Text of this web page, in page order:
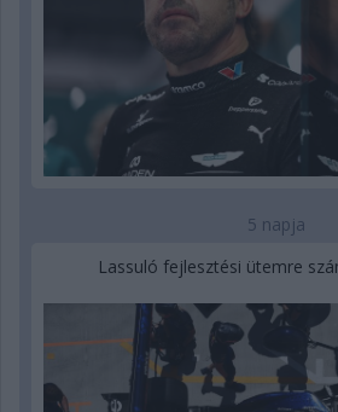
5 napja
Lassuló fejlesztési ütemre